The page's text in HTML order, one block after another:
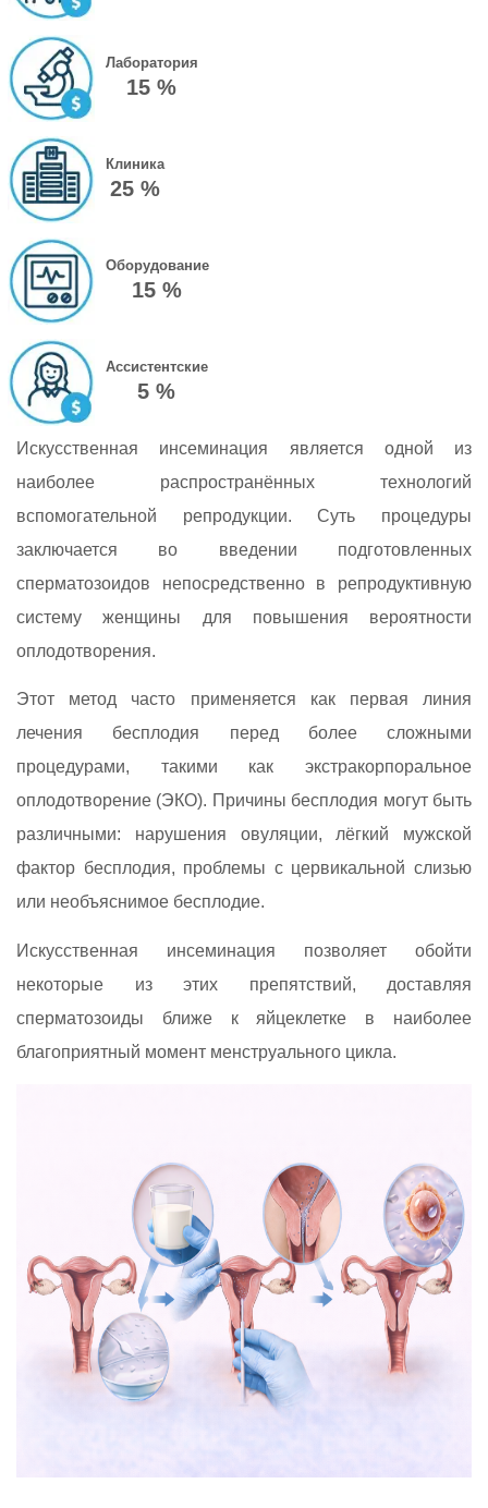
Лаборатория
15 %
Клиника
25 %
Оборудование
15 %
Ассистентские
5 %
Искусственная инсеминация является одной из
наиболее распространённых технологий
вспомогательной репродукции. Суть процедуры
заключается во введении подготовленных
сперматозоидов непосредственно в репродуктивную
систему женщины для повышения вероятности
оплодотворения.
Этот метод часто применяется как первая линия
лечения бесплодия перед более сложными
процедурами, такими как экстракорпоральное
оплодотворение (ЭКО). Причины бесплодия могут быть
различными: нарушения овуляции, лёгкий мужской
фактор бесплодия, проблемы с цервикальной слизью
или необъяснимое бесплодие.
Искусственная инсеминация позволяет обойти
некоторые из этих препятствий, доставляя
сперматозоиды ближе к яйцеклетке в наиболее
благоприятный момент менструального цикла.